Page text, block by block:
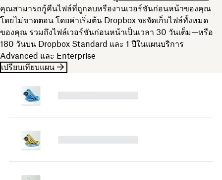
คุณสามารถกู้คืนไฟล์ที่ถูกลบหรืองานเวอร์ชันก่อนหน้าของคุณ
โดยไม่ขาดตอน โดยค่าเริ่มต้น Dropbox จะจัดเก็บไฟล์ทั้งหมด
ของคุณ รวมถึงไฟล์เวอร์ชันก่อนหน้าเป็นเวลา 30 วันเต็ม—หรือ
180 วันบน Dropbox Standard และ 1 ปีในแผนบริการ
Advanced และ Enterprise
เปรียบเทียบแผน